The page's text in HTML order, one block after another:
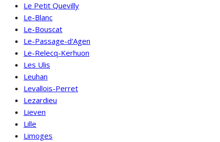
Le Petit Quevilly
Le-Blanc
Le-Bouscat
Le-Passage-d'Agen
Le-Relecq-Kerhuon
Les Ulis
Leuhan
Levallois-Perret
Lezardieu
Lieven
Lille
Limoges